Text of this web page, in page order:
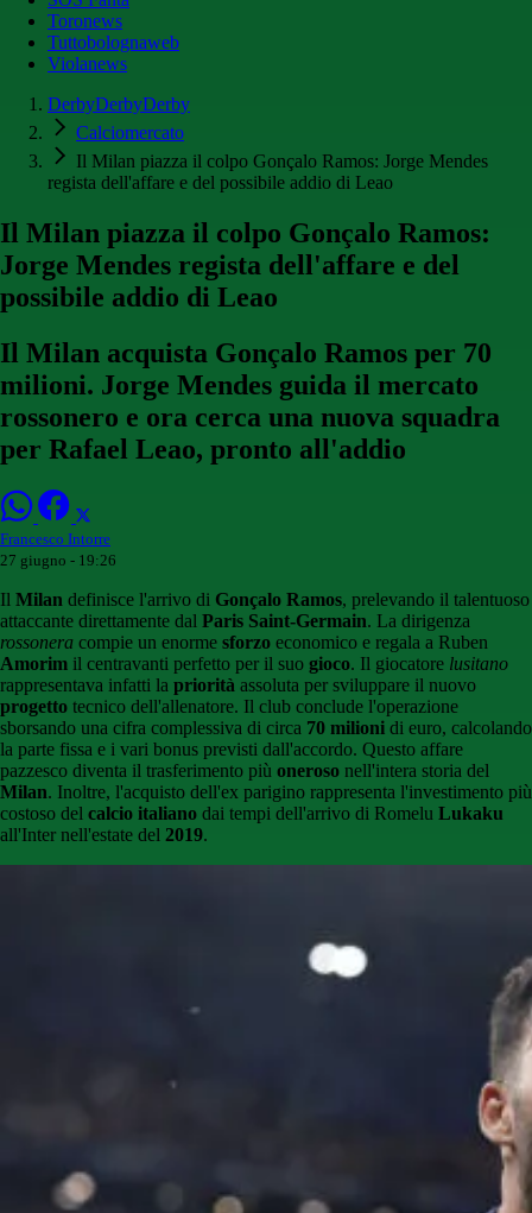
Toronews
Tuttobolognaweb
Violanews
DerbyDerbyDerby
Calciomercato
Il Milan piazza il colpo Gonçalo Ramos: Jorge Mendes
regista dell'affare e del possibile addio di Leao
Il Milan piazza il colpo Gonçalo Ramos:
Jorge Mendes regista dell'affare e del
possibile addio di Leao
Il Milan acquista Gonçalo Ramos per 70
milioni. Jorge Mendes guida il mercato
rossonero e ora cerca una nuova squadra
per Rafael Leao, pronto all'addio
Francesco Intorre
27 giugno - 19:26
Il Milan definisce l'arrivo di Gonçalo Ramos, prelevando il talentuoso
attaccante direttamente dal Paris Saint-Germain. La dirigenza
rossonera compie un enorme sforzo economico e regala a Ruben
Amorim il centravanti perfetto per il suo gioco. Il giocatore lusitano
rappresentava infatti la priorità assoluta per sviluppare il nuovo
progetto tecnico dell'allenatore. Il club conclude l'operazione
sborsando una cifra complessiva di circa 70 milioni di euro, calcolando
la parte fissa e i vari bonus previsti dall'accordo. Questo affare
pazzesco diventa il trasferimento più oneroso nell'intera storia del
Milan. Inoltre, l'acquisto dell'ex parigino rappresenta l'investimento più
costoso del calcio italiano dai tempi dell'arrivo di Romelu Lukaku
all'Inter nell'estate del 2019.